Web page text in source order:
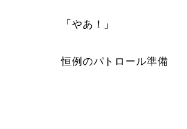
「やあ！」
恒例のパトロール準備